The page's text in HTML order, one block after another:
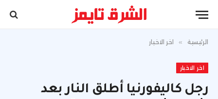
الرئيسية » اخر الاخبار
اخر الاخبار
رجل كاليفورنيا أطلق النار بعد